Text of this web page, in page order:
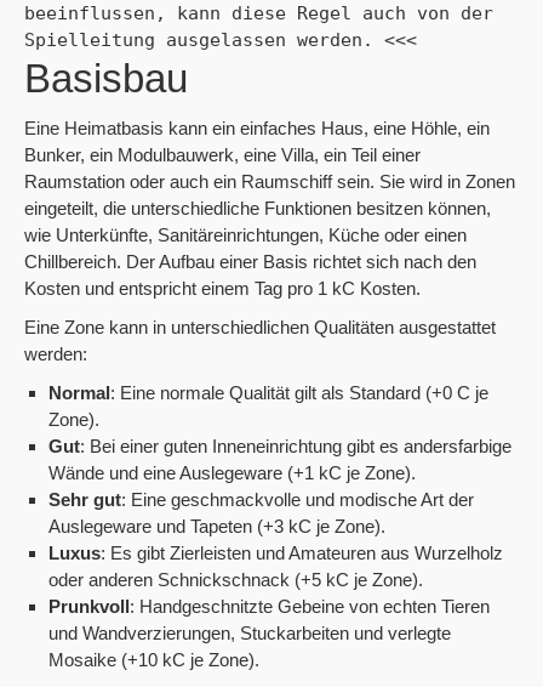
beeinflussen, kann diese Regel auch von der
Spielleitung ausgelassen werden. <<<
Basisbau
Eine Heimatbasis kann ein einfaches Haus, eine Höhle, ein
Bunker, ein Modulbauwerk, eine Villa, ein Teil einer
Raumstation oder auch ein Raumschiff sein. Sie wird in Zonen
eingeteilt, die unterschiedliche Funktionen besitzen können,
wie Unterkünfte, Sanitäreinrichtungen, Küche oder einen
Chillbereich. Der Aufbau einer Basis richtet sich nach den
Kosten und entspricht einem Tag pro 1 kC Kosten.
Eine Zone kann in unterschiedlichen Qualitäten ausgestattet
werden:
Normal: Eine normale Qualität gilt als Standard (+0 C je
Zone).
Gut: Bei einer guten Inneneinrichtung gibt es andersfarbige
Wände und eine Auslegeware (+1 kC je Zone).
Sehr gut: Eine geschmackvolle und modische Art der
Auslegeware und Tapeten (+3 kC je Zone).
Luxus: Es gibt Zierleisten und Amateuren aus Wurzelholz
oder anderen Schnickschnack (+5 kC je Zone).
Prunkvoll: Handgeschnitzte Gebeine von echten Tieren
und Wandverzierungen, Stuckarbeiten und verlegte
Mosaike (+10 kC je Zone).